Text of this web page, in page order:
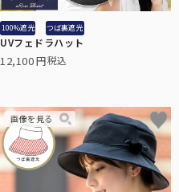
100%遮光 つば裏遮光
UVフェドラハット
12,100 税込